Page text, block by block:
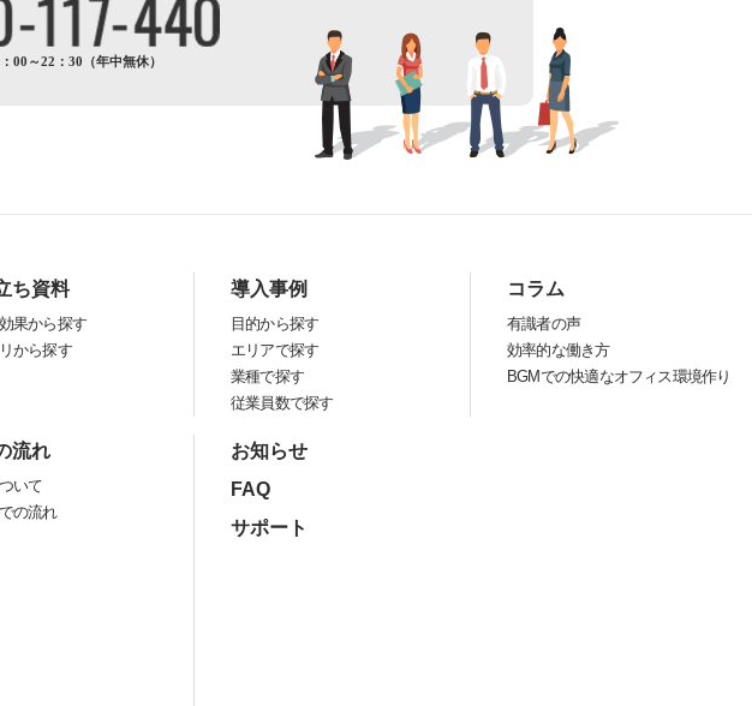
00～22：30（年中無休）
ち資料
果から探す
から探す
導入事例
目的から探す
エリアで探す
業種で探す
従業員数で探す
コラム
有識者の声
効率的な働き方
BGMでの快適なオフィス環境作り
流れ
いて
の流れ
お知らせ
FAQ
サポート